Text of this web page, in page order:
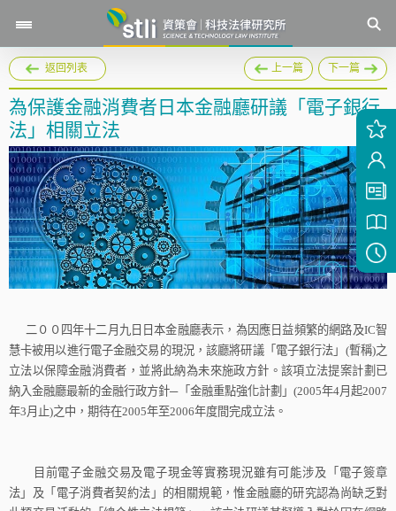
返回列表 上一篇 下一篇
為保護金融消費者日本金融廳研議「電子銀行
法」相關立法
二００四年十二月九日日本金融廳表示，為因應日益頻繁的網路及IC智
慧卡被用以進行電子金融交易的現況，該廳將研議「電子銀行法」 (暫稱)之
立法以保障金融消費者，並將此納為未來施政方針。該項立法提案計劃已
納入金融廳最新的金融行政方針─「金融重點強化計劃」 (2005年4月起2007
年3 月止)之中，期待在2005年至2006年度間完成立法。
目前電子金融交易及電子現金等實務現況雖有可能涉及「電子簽章
法」及「電子消費者契約法」的相關規範，惟金融廳的研究認為尚缺乏對